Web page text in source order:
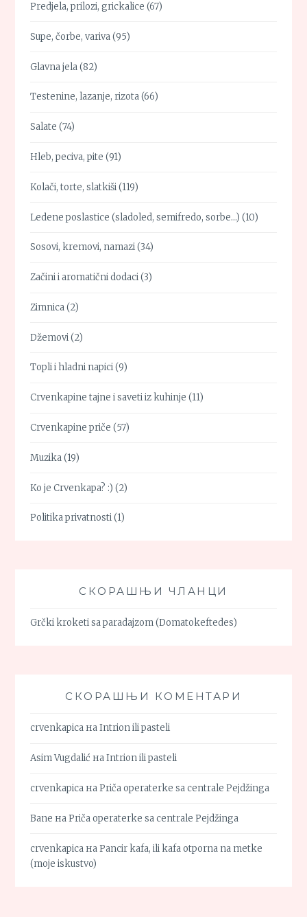
Predjela, prilozi, grickalice (67)
Supe, čorbe, variva(95)
Glavna jela(82)
Testenine, lazanje, rizota(66)
Salate (74)
Hleb, peciva, pite (91)
Kolači, torte, slatkiši(119)
Ledene poslastice (sladoled, semifredo, sorbe…) (10)
Sosovi, kremovi, namazi(34)
Začini i aromatični dodaci(3)
Zimnica(2)
Džemovi(2)
Topli i hladni napici(9)
Crvenkapine tajne i saveti iz kuhinje (11)
Crvenkapine priče (57)
Muzika(19)
Ko je Crvenkapa? :) (2)
Politika privatnosti(1)
СКОРАШЊИ ЧЛАНЦИ
Grčki kroketi sa paradajzom (Domatokeftedes)
СКОРАШЊИ КОМЕНТАРИ
crvenkapica наIntrion ili pasteli
Asim Vugdalić наIntrion ili pasteli
crvenkapica наPriča operaterke sa centrale Pejdžinga
Bane наPriča operaterke sa centrale Pejdžinga
crvenkapica наPancir kafa, ili kafa otporna na metke
(moje iskustvo)